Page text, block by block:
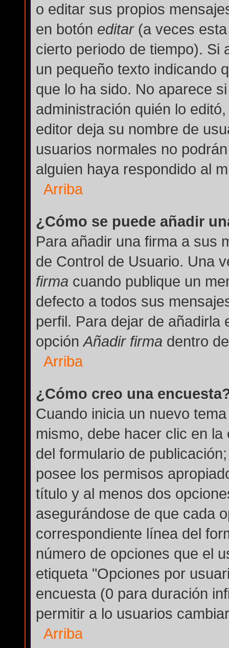
o editar sus propios
en botón editar(a veces esta
cierto periodo de tiempo). Si
un pequeño texto indicando
que lo ha sido. No aparece
administración quién lo
editor deja su nombre de
usuarios normales no
alguien haya respondido al
Arriba
¿Cómo se puede añadir
Para añadir una firma a sus
de Control de Usuario. Una
firma cuando publique un
defecto a todos sus
perfil. Para dejar de
opciónAñadir firma dentro
Arriba
¿Cómo creo una
Cuando inicia un nuevo
mismo, debe hacer clic en
del formulario de
posee los permisos
título y al menos dos
asegurándose de que cada
correspondiente línea del
número de opciones que el
etiqueta "Opciones por
encuesta (0 para duración
permitir a lo usuarios
Arriba